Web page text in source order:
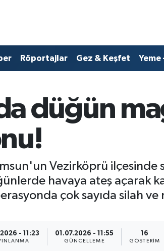
Röportajlar Gez & Keşfet Yeme
düğün
Vezirköprü ilçesinde
havaya ateş açarak
çok sayıda silah
- 11:23 01.07.2026 - 11:55
GÜNCELLEME
16
GÖSTERIM